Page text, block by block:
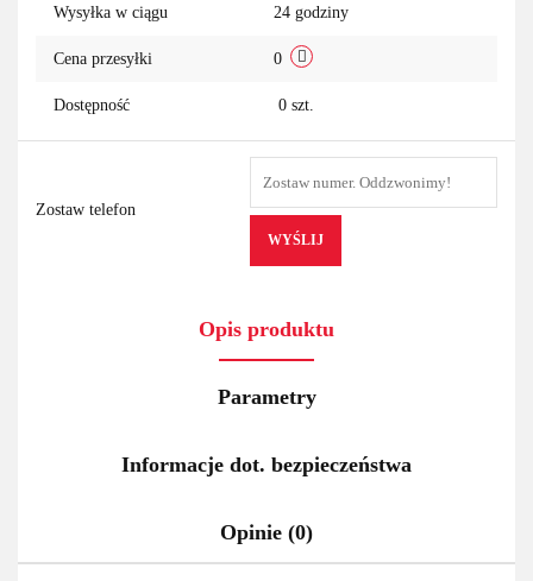
Wysyłka w ciągu 24 godziny
Cena przesyłki 0
Dostępność 0 szt.
Zostaw telefon
WYŚLIJ
Opis produktu
Parametry
Informacje dot. bezpieczeństwa
Opinie (0)